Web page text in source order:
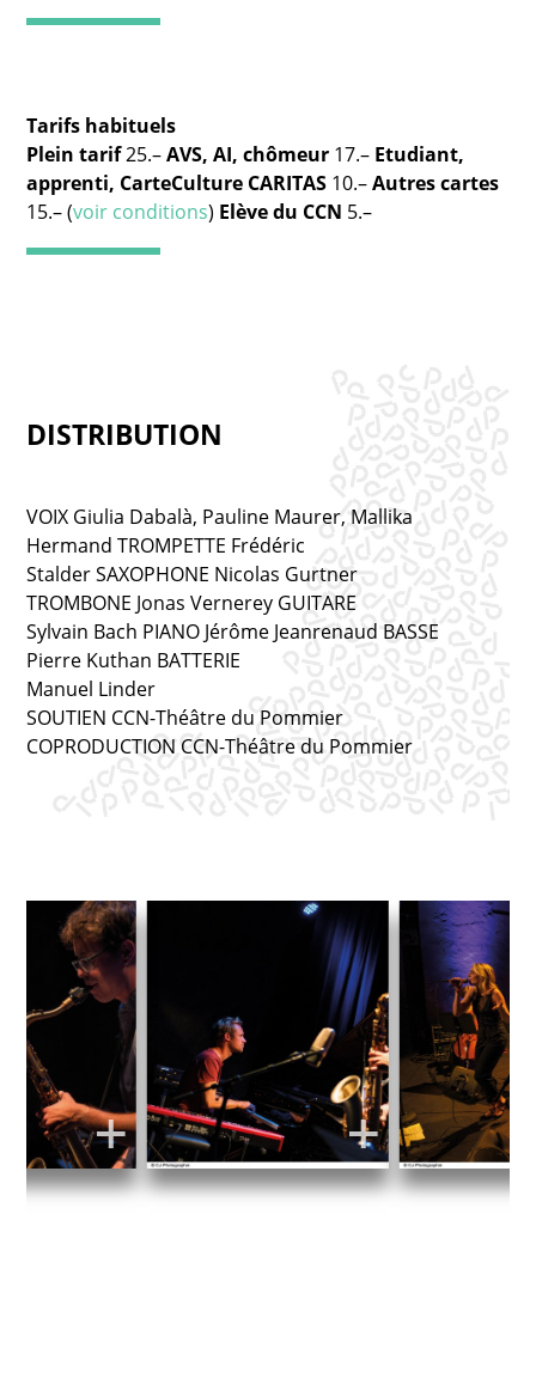
Tarifs habituels
Plein tarif25.–AVS, AI, chômeur 17.– Etudiant,
apprenti, CarteCulture CARITAS 10.–Autres cartes
15.– (voir conditions) Elève du CCN 5.–
DISTRIBUTION
VOIX Giulia Dabalà, Pauline Maurer, Mallika
Hermand TROMPETTE Frédéric
Stalder SAXOPHONE Nicolas Gurtner
TROMBONE Jonas Vernerey GUITARE
Sylvain Bach PIANO Jérôme Jeanrenaud BASSE
Pierre Kuthan BATTERIE
Manuel Linder
SOUTIEN CCN-Théâtre du Pommier
COPRODUCTION CCN-Théâtre du Pommier